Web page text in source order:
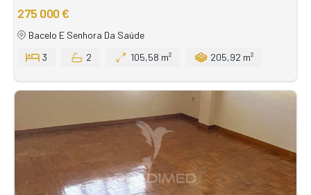
275 000 €
Bacelo E Senhora Da Saúde
3
2 105,58 m² 205,92 m²